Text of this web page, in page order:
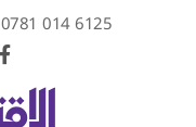
0781 014 6125